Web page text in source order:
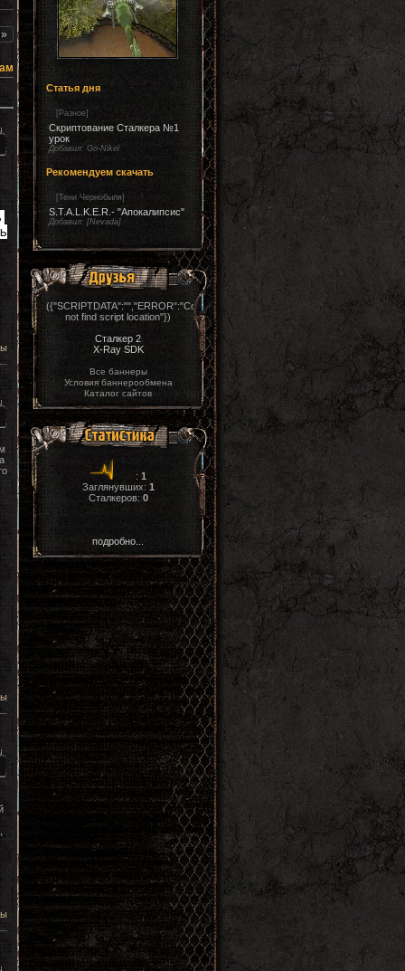
»
Статья дня
[Разное]
Скриптование Сталкера №1
урок
Добавил: Go-Nikel
Рекомендуем скачать
[Тени Чернобыля]
S.T.A.L.K.E.R.- "Апокалипсис"
Добавил: [Nevada]
({"SCRIPTDATA":"","ERROR":"Could
not find script location"})
Сталкер 2
X-Ray SDK
Все баннеры
Условия баннерообмена
Каталог сайтов
: 1
Заглянувших: 1
Сталкеров:0
подробно...